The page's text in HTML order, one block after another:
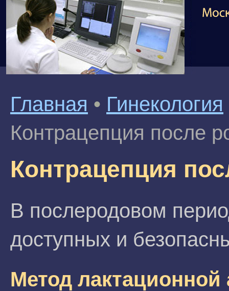
Главная • Гинекология
Контрацепция после
Контрацепция
В послеродовом
доступных и
Метод